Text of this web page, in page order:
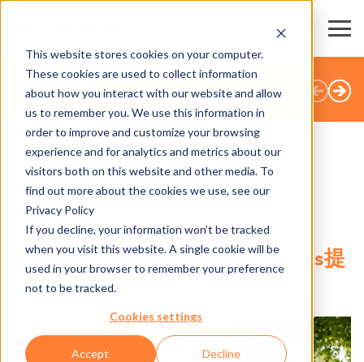
This website stores cookies on your computer.
These cookies are used to collect information
about how you interact with our website and allow
us to remember you. We use this information in
order to improve and customize your browsing
experience and for analytics and metrics about our
visitors both on this website and other media. To
find out more about the cookies we use, see our
Privacy Policy
If you decline, your information won’t be tracked
when you visit this website. A single cookie will be
used in your browser to remember your preference
not to be tracked.
Cookies settings
Accept Decline
全部新闻
SHARE
6.02.2025
如何告别长时间排队并使用Axess提
升游客体验